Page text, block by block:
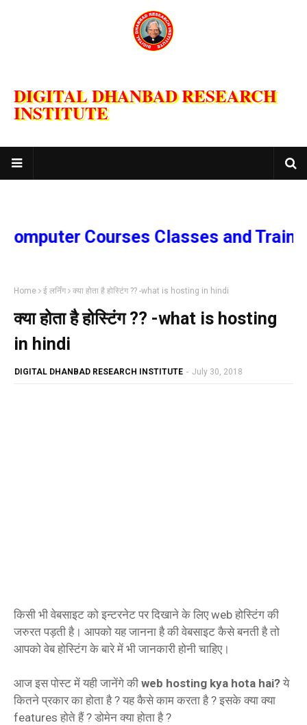
DIGITAL DHANBAD RESEARCH
INSTITUTE
Courses Classes and Training
Home ई लर्निंग क्या होता है होस्टिंग ?? -what is hosting in hindi
क्या होता है होस्टिंग ?? -what is hosting
in hindi
DIGITAL DHANBAD RESEARCH INSTITUTE - July 30, 2018
किसी भी वेबसाइट को इन्टरनेट पर दिखाने के लिए web होस्टिंग की
जरुरत पड़ती है। आपको यह जानना है की वेबसाइट कैसे बनती है तो
आपको वेब होस्टिंग के बारे में भी जानकारी होनी चाहिए।
आज इस पोस्ट में यही जानेंगे की web hosting kya hota hai? ये
कितने प्रकार का होता है ? यह कैसे काम करता है ? इसके क्या क्या
features होते हैं ? डोमेन क्या होता है ?